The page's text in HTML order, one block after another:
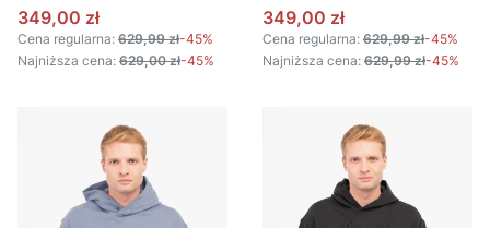
Cena promocyjna
349,00 zł
Cena regularna: 629,99 zł-45%
Najniższa cena: 629,00 zł-45%
Cena promocyjna
349,00 zł
Cena regularna: 629,99 zł-45%
Najniższa cena: 629,99 zł-45%